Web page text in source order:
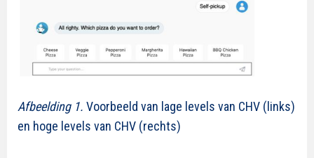
Afbeelding 1. Voorbeeld van lage levels van CHV (links)
en hoge levels van CHV (rechts)